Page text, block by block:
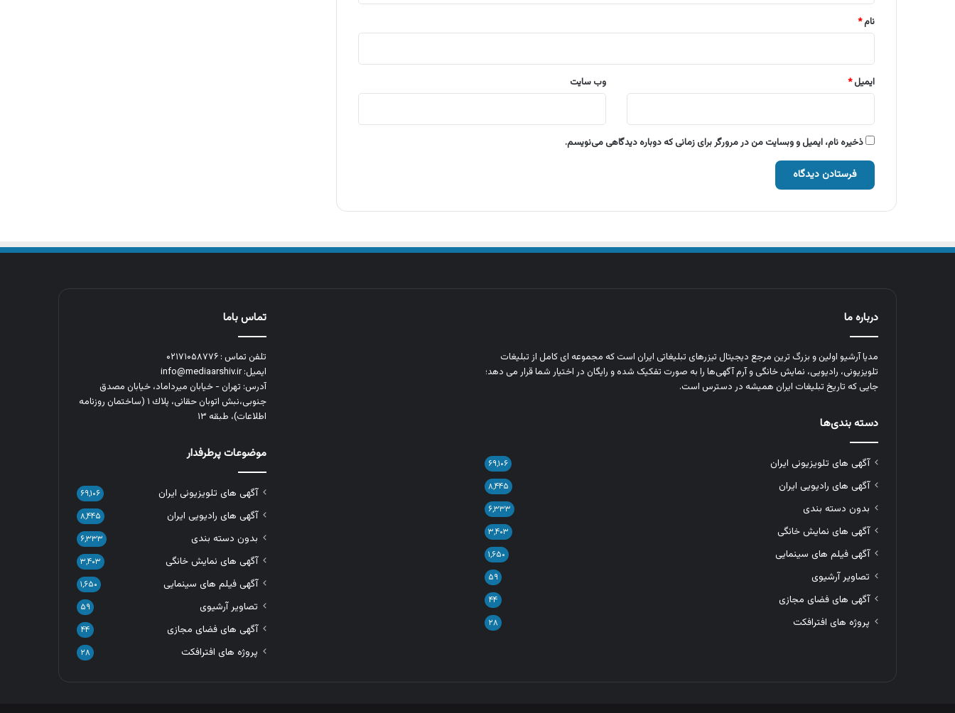
نام*
ایمیل* وب‌ سایت
ذخیره نام، ایمیل و وبسایت من در مرورگر برای زمانی که دوباره دیدگاهی می‌نویسم.
درباره ما
مدیا آرشیو اولین و بزرگ‌ ترین مرجع دیجیتال تیزرهای تبلیغاتی ایران است که مجموعه‌ ای کامل از تبلیغات
تلویزیونی، رادیویی، نمایش خانگی و آرم‌ آگهی‌ها را به‌ صورت تفکیک‌ شده و رایگان در اختیار شما قرار می‌ دهد؛
جایی که تاریخ تبلیغات ایران همیشه در دسترس است.
دسته بندی‌ها
آگهی های تلویزیونی ایران ۶۹,۱۰۶
آگهی های رادیویی ایران ۸,۴۴۵
بدون دسته بندی ۶,۳۳۳
آگهی های نمایش خانگی ۳,۴۰۳
آگهی فیلم های سینمایی ۱,۶۵۰
تصاویر آرشیوی ۵۹
آگهی های فضای مجازی ۴۴
پروژه های افترافکت ۲۸
تماس باما
تلفن تماس : ۰۲۱۷۱۰۵۸۷۷۶
ایمیل: info@mediaarshiv.ir
آدرس: تهران - خیابان میرداماد، خیابان مصدق
جنوبی،نبش اتوبان حقانی، پلاك ١ (ساختمان روزنامه
اطلاعات)، طبقه ۱۳
موضوعات پرطرفدار
آگهی های تلویزیونی ایران ۶۹,۱۰۶
آگهی های رادیویی ایران ۸,۴۴۵
بدون دسته بندی ۶,۳۳۳
آگهی های نمایش خانگی ۳,۴۰۳
آگهی فیلم های سینمایی ۱,۶۵۰
تصاویر آرشیوی ۵۹
آگهی های فضای مجازی ۴۴
پروژه های افترافکت ۲۸